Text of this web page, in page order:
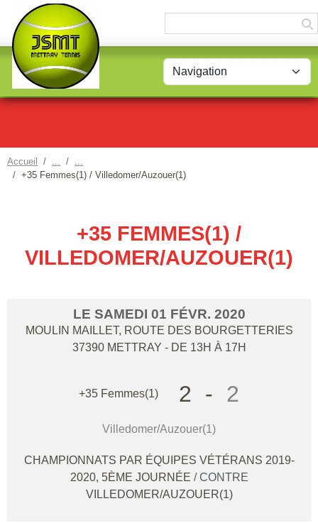
Accueil
+35 Femmes(1) / Villedomer/Auzouer(1)
+35 FEMMES(1) /
VILLEDOMER/AUZOUER(1)
LE SAMEDI 01 FÉVR. 2020
MOULIN MAILLET, ROUTE DES BOURGETTERIES
37390 METTRAY - DE 13H À 17H
+35 Femmes(1) 2 - 2
Villedomer/Auzouer(1)
CHAMPIONNATS PAR ÉQUIPES VÉTÉRANS 2019-
2020, 5ÈME JOURNÉE / CONTRE
VILLEDOMER/AUZOUER(1)
Panneau de gestion des cookies